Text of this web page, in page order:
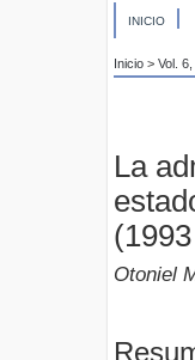
INICIO
Inicio > Vol.
La
Otoniel